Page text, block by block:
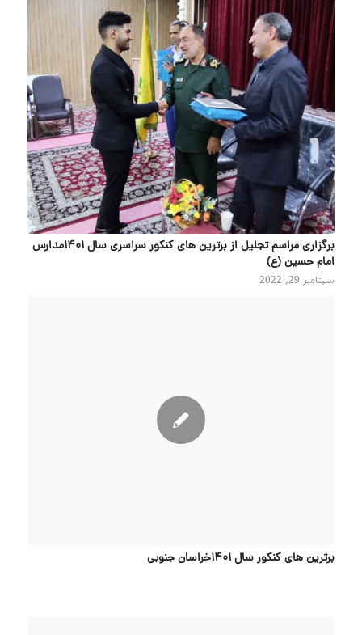
برگزاری مراسم تجلیل از برترین های کنکور سراسری سال ۱۴۰۱مدارس
امام حسین (ع)
سپتامبر 29, 2022
برترین های کنکور سال 1401خراسان جنوبی